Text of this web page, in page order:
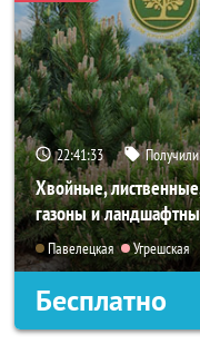
22:41:32
Хвойные,
газоны и
Павелецкая Угрешская
Бесплатно